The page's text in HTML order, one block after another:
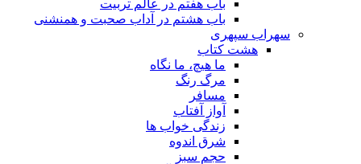
باب هفتم در عالم تربیت
باب هشتم در آداب صحبت و همنشنى
سهراب سپهری
هشت کتاب
ما هیچ، ما نگاه
مرگ رنگ
مسافر
آواز آفتاب
زندگی خواب ها
شرق اندوه
حجم سبز